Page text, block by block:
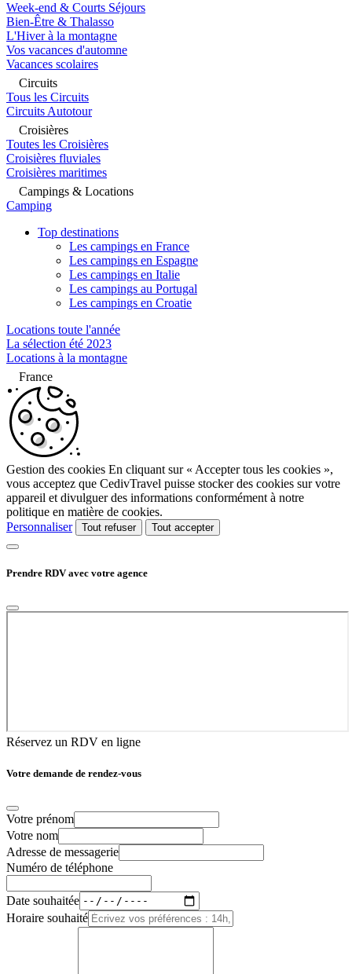
Week-end & Courts Séjours
Bien-Être & Thalasso
L'Hiver à la montagne
Vos vacances d'automne
Vacances scolaires
Circuits
Tous les Circuits
Circuits Autotour
Croisières
Toutes les Croisières
Croisières fluviales
Croisières maritimes
Campings & Locations
Camping
Top destinations
Les campings en France
Les campings en Espagne
Les campings en Italie
Les campings au Portugal
Les campings en Croatie
Locations toute l'année
La sélection été 2023
Locations à la montagne
France
Gestion des cookies En cliquant sur « Accepter tous les cookies »,
vous acceptez que CedivTravel puisse stocker des cookies sur votre
appareil et divulguer des informations conformément à notre
politique en matière de cookies.
Personnaliser
Tout refuser Tout accepter
Prendre RDV avec votre agence
Réservez un RDV en ligne
Votre demande de rendez-vous
Votre prénom
Votre nom
Adresse de messagerie
Numéro de téléphone
Date souhaitée
Horaire souhaité